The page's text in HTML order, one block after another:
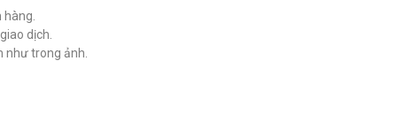
dịch.
như trong ảnh.